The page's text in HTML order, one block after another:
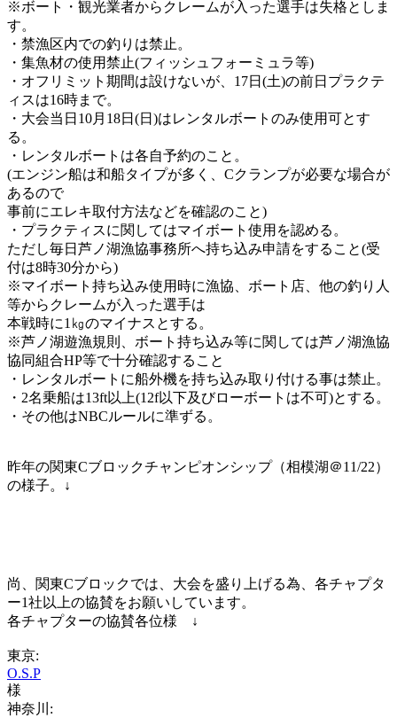
※ボート・観光業者からクレームが入った選手は失格としま
す。
・禁漁区内での釣りは禁止。
・集魚材の使用禁止(フィッシュフォーミュラ等)
・オフリミット期間は設けないが、17日(土)の前日プラクテ
ィスは16時まで。
・大会当日10月18日(日)はレンタルボートのみ使用可とす
る。
・レンタルボートは各自予約のこと。
(エンジン船は和船タイプが多く、Cクランプが必要な場合が
あるので
事前にエレキ取付方法などを確認のこと)
・プラクティスに関してはマイボート使用を認める。
ただし毎日芦ノ湖漁協事務所へ持ち込み申請をすること(受
付は8時30分から)
※マイボート持ち込み使用時に漁協、ボート店、他の釣り人
等からクレームが入った選手は
本戦時に1㎏のマイナスとする。
※芦ノ湖遊漁規則、ボート持ち込み等に関しては芦ノ湖漁協
協同組合HP等で十分確認すること
・レンタルボートに船外機を持ち込み取り付ける事は禁止。
・2名乗船は13ft以上(12f以下及びローボートは不可)とする。
・その他はNBCルールに準ずる。
昨年の関東Cブロックチャンピオンシップ（相模湖＠11/22）
の様子。↓
尚、関東Cブロックでは、大会を盛り上げる為、各チャプタ
ー1社以上の協賛をお願いしています。
各チャプターの協賛各位様 ↓
東京:
O.S.P
様
神奈川: